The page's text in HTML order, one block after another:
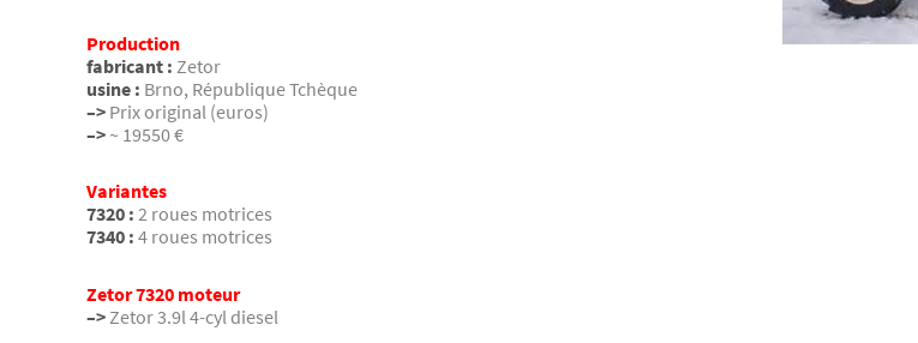
Production
fabricant : Zetor
usine : Brno, République Tchèque
–> Prix original (euros)
–> ~ 19550 €
Variantes
7320 : 2 roues motrices
7340 : 4 roues motrices
Zetor 7320 moteur
–> Zetor 3.9l 4-cyl diesel